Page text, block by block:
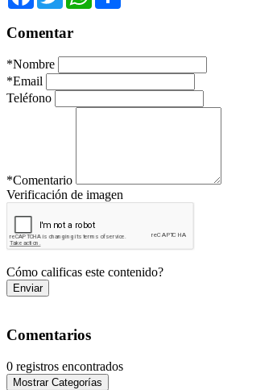
Comentar
*Nombre
*Email
Teléfono
*Comentario
Verificación de imagen
Cómo calificas este contenido?
Enviar
Comentarios
0 registros encontrados
Mostrar Categorías